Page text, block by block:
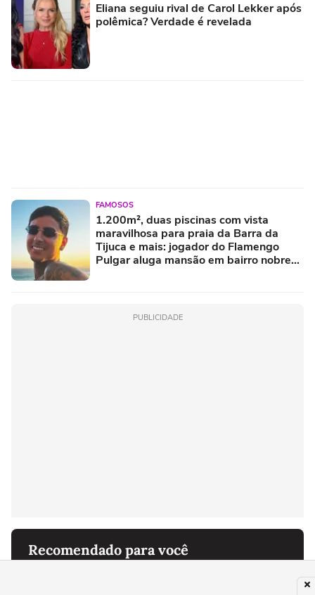
Eliana seguiu rival de Carol Lekker após
polêmica? Verdade é revelada
FAMOSOS
1.200m², duas piscinas com vista
maravilhosa para praia da Barra da
Tijuca e mais: jogador do Flamengo
Pulgar aluga mansão em bairro nobre
PUBLICIDADE
Recomendado para você